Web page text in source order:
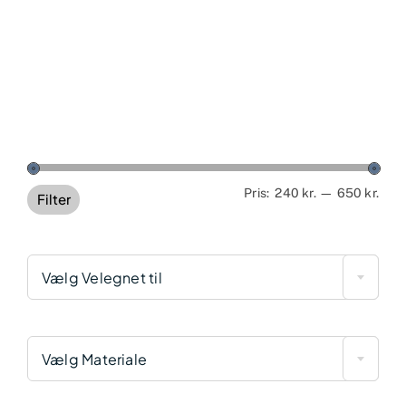
Filter Pris: 240 kr.— 650 kr.
Vælg Velegnet til
Vælg Materiale